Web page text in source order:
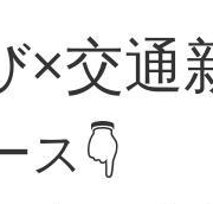
×交通
ス👇